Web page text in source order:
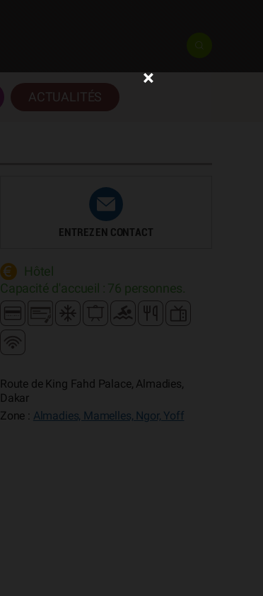
ACTUALITÉS
ENTREZ EN CONTACT
Hôtel
Capacité d'accueil : 76 personnes.
Route de King Fahd Palace, Almadies,
Dakar
Zone : Almadies, Mamelles, Ngor, Yoff
×